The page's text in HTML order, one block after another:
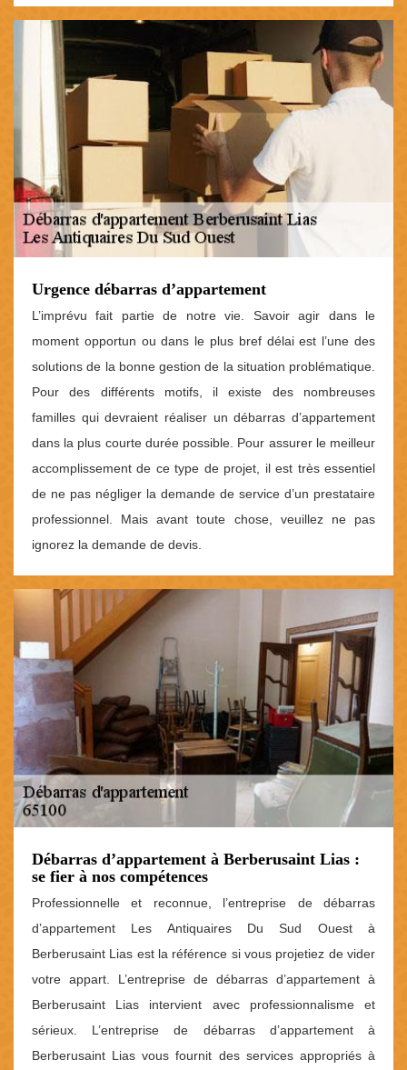
Urgence débarras d’appartement
L’imprévu fait partie de notre vie. Savoir agir dans le
moment opportun ou dans le plus bref délai est l’une des
solutions de la bonne gestion de la situation problématique.
Pour des différents motifs, il existe des nombreuses
familles qui devraient réaliser un débarras d’appartement
dans la plus courte durée possible. Pour assurer le meilleur
accomplissement de ce type de projet, il est très essentiel
de ne pas négliger la demande de service d’un prestataire
professionnel. Mais avant toute chose, veuillez ne pas
ignorez la demande de devis.
Débarras d’appartement à Berberusaint Lias :
se fier à nos compétences
Professionnelle et reconnue, l’entreprise de débarras
d’appartement Les Antiquaires Du Sud Ouest à
Berberusaint Lias est la référence si vous projetiez de vider
votre appart. L’entreprise de débarras d’appartement à
Berberusaint Lias intervient avec professionnalisme et
sérieux. L’entreprise de débarras d’appartement à
Berberusaint Lias vous fournit des services appropriés à